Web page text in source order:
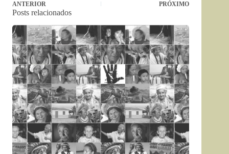
ANTERIOR PRÓXIMO
Posts relacionados